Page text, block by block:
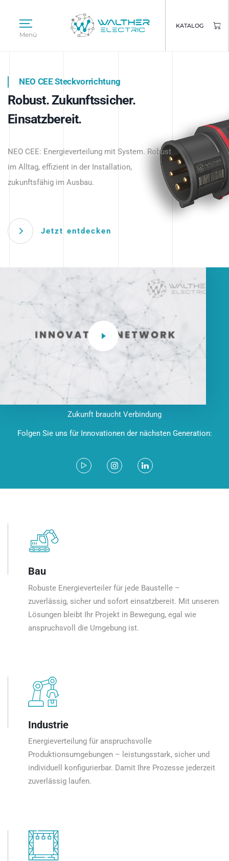
Menü
KATALOG
Intelligente Stromverteilung
beginnt hier.
NEO CEE Steckvorrichtung
Robust. Zukunftssicher.
Einsatzbereit.
NEO CEE: Energieverteilung mit System. Robust
im Alltag, effizient in der Installation,
zukunftsfähig im Ausbau.
Jetzt entdecken
Intelligenz trifft Energie.
Anwendungen – robust, IP-geschützt und
zukunftsfähig.
Zukunft braucht Verbindung
Folgen Sie uns für Innovationen der nächsten Generation:
Bau
Robuste Energieverteiler für jede Baustelle –
zuverlässig, sicher und sofort einsatzbereit. Mit unseren
Lösungen bleibt Ihr Projekt in Bewegung, egal wie
anspruchsvoll die Umgebung ist.
Industrie
Energieverteilung für anspruchsvolle
Produktionsumgebungen – leistungsstark, sicher und
individuell konfigurierbar. Damit Ihre Prozesse jederzeit
zuverlässig laufen.